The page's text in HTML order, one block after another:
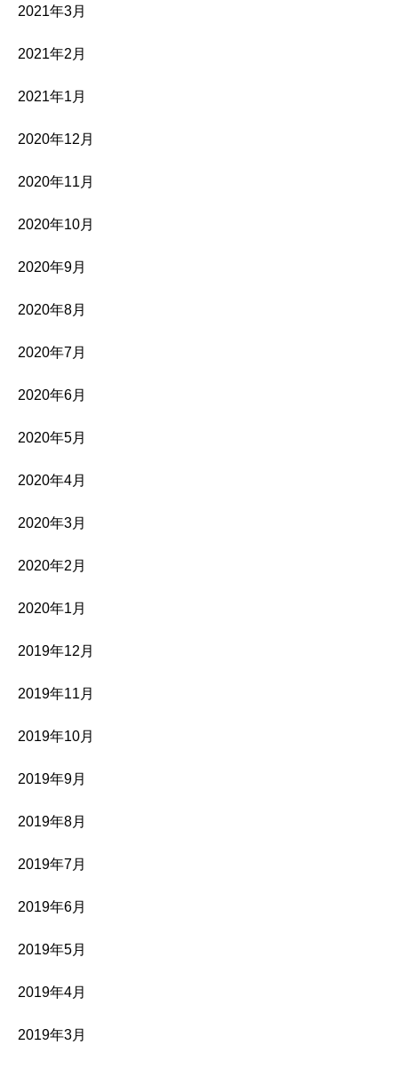
2021年3月
2021年2月
2021年1月
2020年12月
2020年11月
2020年10月
2020年9月
2020年8月
2020年7月
2020年6月
2020年5月
2020年4月
2020年3月
2020年2月
2020年1月
2019年12月
2019年11月
2019年10月
2019年9月
2019年8月
2019年7月
2019年6月
2019年5月
2019年4月
2019年3月